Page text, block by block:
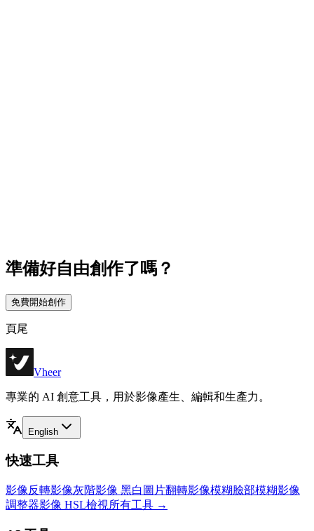
準備好自由創作了嗎？
免費開始創作
頁尾
Vheer
專業的 AI 創意工具，用於影像產生、編輯和生產力。
English
快速工具
影像反轉影像灰階影像 黑白 圖片翻轉影像模糊臉部模糊影像
調整器影像 HSL檢視所有工具 →